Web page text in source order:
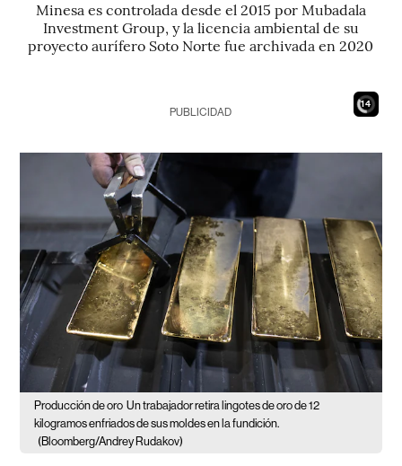
Minesa es controlada desde el 2015 por Mubadala
Investment Group, y la licencia ambiental de su
proyecto aurífero Soto Norte fue archivada en 2020
13
PUBLICIDAD
Producción de oro Un trabajador retira lingotes de oro de 12
kilogramos enfriados de sus moldes en la fundición.
(Bloomberg/Andrey Rudakov)